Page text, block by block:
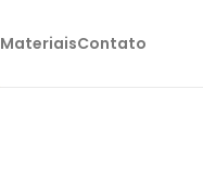
MateriaisContato